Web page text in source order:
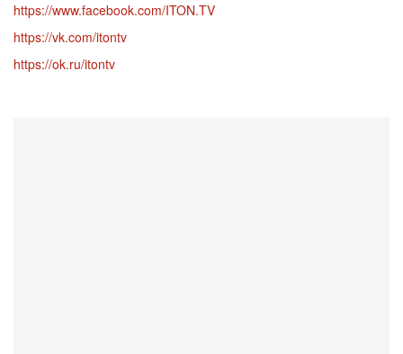
https://www.facebook.com/ITON.TV
https://vk.com/itontv
https://ok.ru/itontv